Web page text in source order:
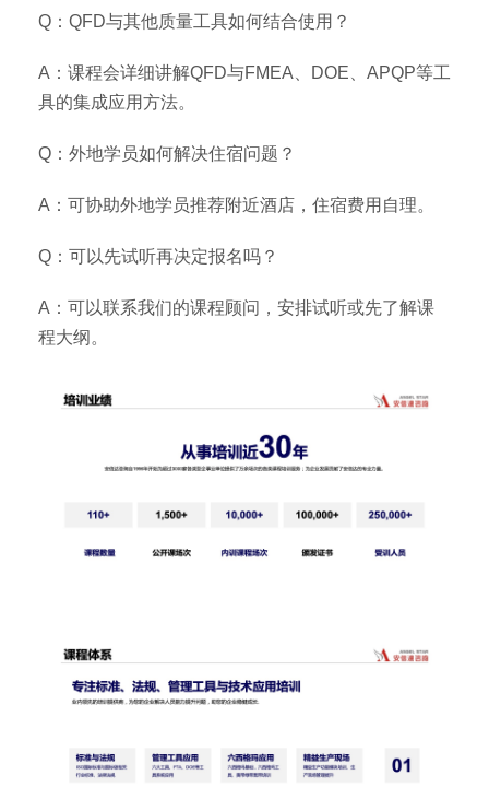
Q：QFD与其他质量工具如何结合使用？
A：课程会详细讲解QFD与FMEA、DOE、APQP等工
具的集成应用方法。
Q：外地学员如何解决住宿问题？
A：可协助外地学员推荐附近酒店，住宿费用自理。
Q：可以先试听再决定报名吗？
A：可以联系我们的课程顾问，安排试听或先了解课
程大纲。